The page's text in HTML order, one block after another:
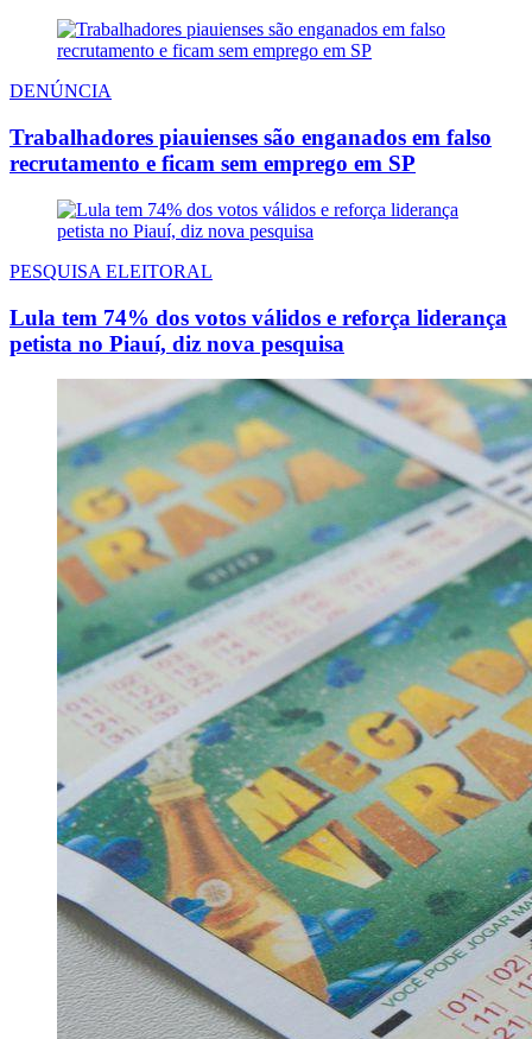
DENÚNCIA
Trabalhadores piauienses são enganados em falso
recrutamento e ficam sem emprego em SP
PESQUISA ELEITORAL
Lula tem 74% dos votos válidos e reforça liderança
petista no Piauí, diz nova pesquisa